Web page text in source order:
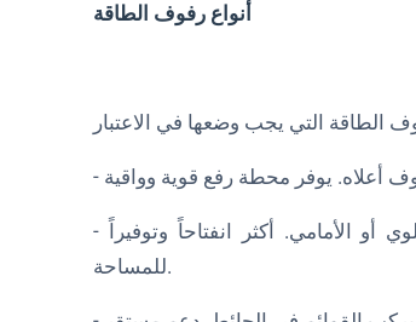
أنواع رفوف الطاقة
- نصف رف: أبراج قائمة بذاتها أقصر بدون عوارض توصيل عبر الجزء العلوي أو الأمامي. أكثر انفتاحاً وتوفيراً
للمساحة.